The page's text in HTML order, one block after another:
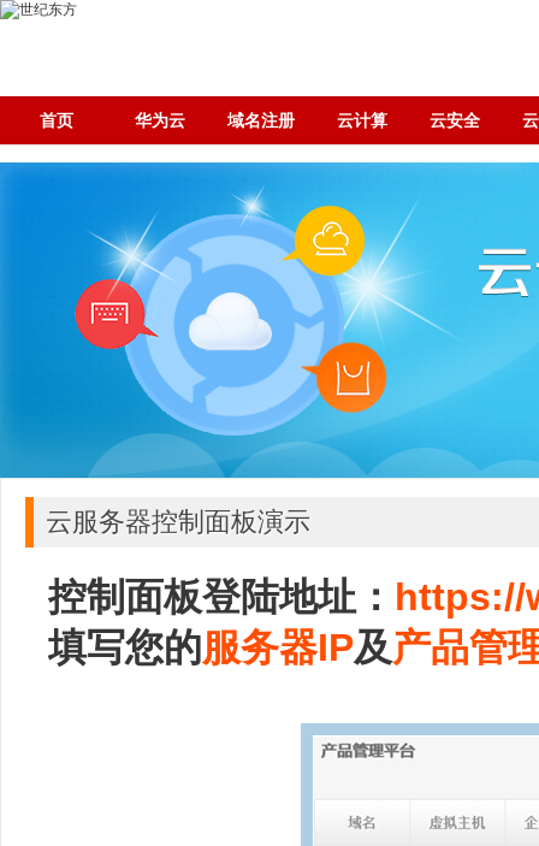
首页 华为云 域名注册 云计算 云安全
云服务器控制面板演示
控制面板登陆地址： https://
填写您的服务器IP及产品管